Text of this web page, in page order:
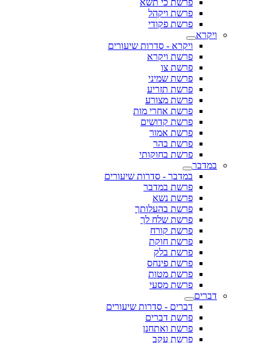
פרשת כי תשא
פרשת ויקהל
פרשת פקודי
ויקרא
ויקרא - סדרות שיעורים
פרשת ויקרא
פרשת צו
פרשת שמיני
פרשת תזריע
פרשת מצורע
פרשת אחרי מות
פרשת קדושים
פרשת אמור
פרשת בהר
פרשת בחוקותי
במדבר
במדבר - סדרות שיעורים
פרשת במדבר
פרשת נשא
פרשת בהעלותך
פרשת שלח לך
פרשת קורח
פרשת חוקת
פרשת בלק
פרשת פינחס
פרשת מטות
פרשת מסעי
דברים
דברים - סדרות שיעורים
פרשת דברים
פרשת ואתחנן
פרשת עקב